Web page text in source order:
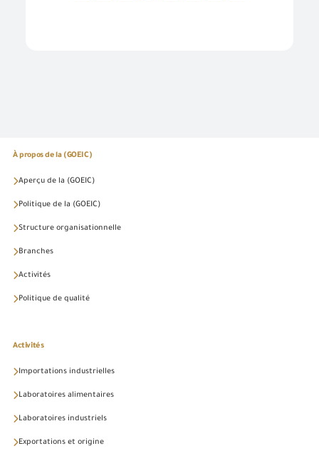
À propos de la (GOEIC)
Aperçu de la (GOEIC)
Politique de la (GOEIC)
Structure organisationnelle
Branches
Activités
Politique de qualité
Activités
Importations industrielles
Laboratoires alimentaires
Laboratoires industriels
Exportations et origine